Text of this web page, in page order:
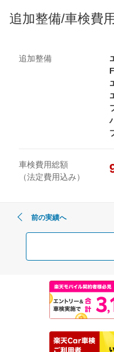
追加整備/車検費
追加整備
車検費用総額
（法定費用込み）
前の実績へ